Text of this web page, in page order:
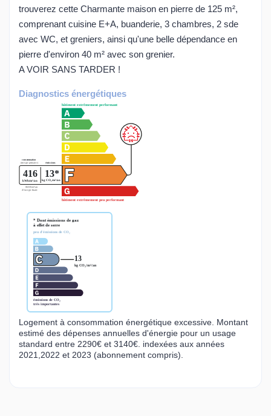
trouverez cette Charmante maison en pierre de 125 m²,
comprenant cuisine E+A, buanderie, 3 chambres, 2 sde
avec WC, et greniers, ainsi qu'une belle dépendance en
pierre d'environ 40 m² avec son grenier.
A VOIR SANS TARDER !
Diagnostics énergétiques
Logement à consommation énergétique excessive. Montant
estimé des dépenses annuelles d'énergie pour un usage
standard entre 2290€ et 3140€. indexées aux années
2021,2022 et 2023 (abonnement compris).